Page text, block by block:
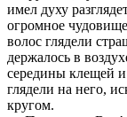
имел духу
огромное
волос глядели
держалось в
середины клещей
глядели на него,
кругом.